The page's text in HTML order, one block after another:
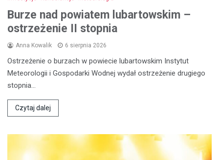
Burze nad powiatem lubartowskim –
ostrzeżenie II stopnia
Anna Kowalik 6 sierpnia 2026
Ostrzeżenie o burzach w powiecie lubartowskim Instytut
Meteorologii i Gospodarki Wodnej wydał ostrzeżenie drugiego
stopnia…
Czytaj dalej